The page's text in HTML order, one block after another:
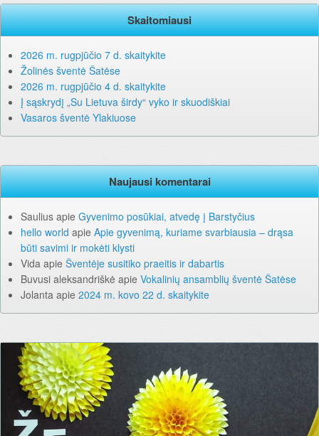
Skaitomiausi
2026 m. rugpjūčio 7 d. skaitykite
Žolinės šventė Šatėse
2026 m. rugpjūčio 4 d. skaitykite
Į sąskrydį „Su Lietuva širdy“ vyko ir skuodiškiai
Vasaros šventė Ylakiuose
Naujausi komentarai
Saulius apie Gyvenimo posūkiai, atvedę į Barstyčius
hello world apie Apie gyvenimą, kuriame svarbiausia – drąsa
būti savimi ir mokėti klysti
Vida apie Šventėje susitiko praeitis ir dabartis
Buvusi aleksandriškė apie Vokalinių ansamblių šventė Šatėse
Jolanta apie 2024 m. kovo 22 d. skaitykite